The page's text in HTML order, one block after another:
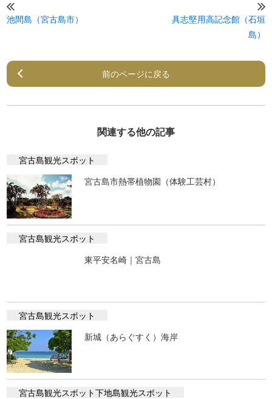
池間島（宮古島市）
具志堅用高記念館（石垣
島）
前のページに戻る
関連する他の記事
宮古島観光スポット
宮古島市熱帯植物園（体験工芸村）
宮古島観光スポット
東平安名崎｜宮古島
宮古島観光スポット
新城（あらぐすく）海岸
宮古島観光スポット下地島観光スポット